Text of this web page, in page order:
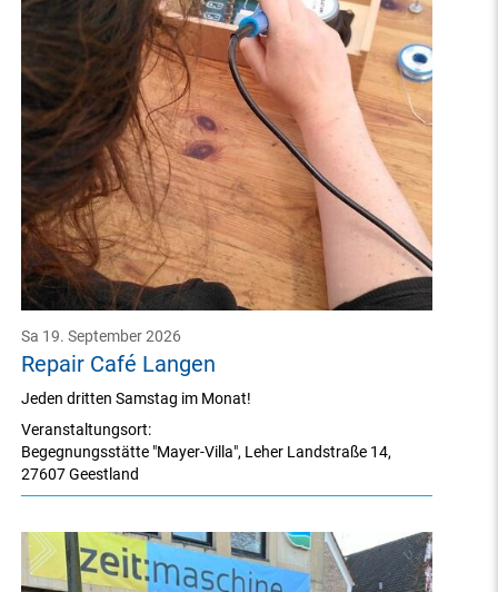
Repair Café Langen
Sa 19. September 2026
Veranstaltungsort:
Begegnungsstätte "Mayer-Villa", Leher Landstraße 14,
27607 Geestland
Jeden dritten Samstag im Monat!